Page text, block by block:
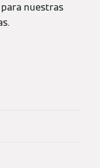
nuestras